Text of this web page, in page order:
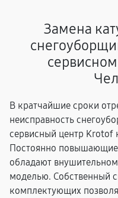
Замена
В кратчайшие сроки
неисправность
сервисный центр Krotof
Постоянно
обладают
моделью. Собственный
комплектующих